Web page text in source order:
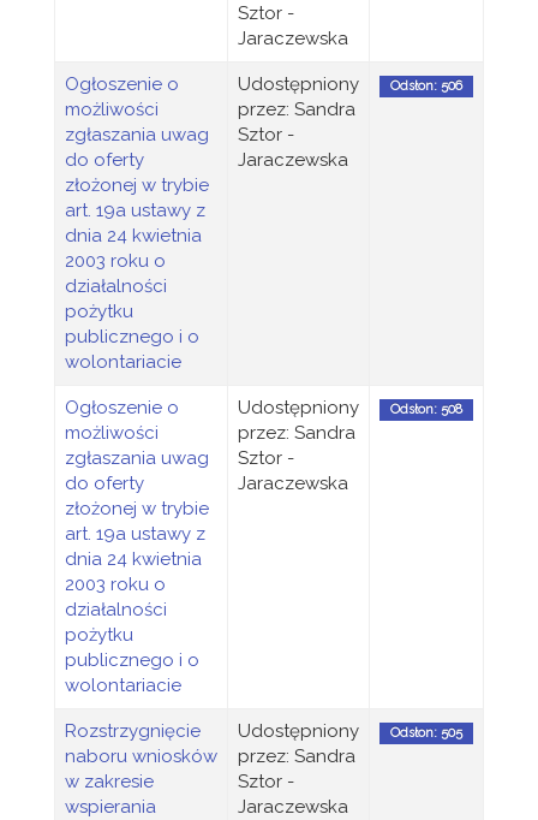
Sztor -
Jaraczewska
Ogłoszenie o
możliwości
zgłaszania uwag
do oferty
złożonej w trybie
art. 19a ustawy z
dnia 24 kwietnia
2003 roku o
działalności
pożytku
publicznego i o
wolontariacie
Udostępniony
przez: Sandra
Sztor -
Jaraczewska
Odsłon: 506
Ogłoszenie o
możliwości
zgłaszania uwag
do oferty
złożonej w trybie
art. 19a ustawy z
dnia 24 kwietnia
2003 roku o
działalności
pożytku
publicznego i o
wolontariacie
Udostępniony
przez: Sandra
Sztor -
Jaraczewska
Odsłon: 508
Rozstrzygnięcie
naboru wniosków
w zakresie
wspierania
Udostępniony
przez: Sandra
Sztor -
Jaraczewska
Odsłon: 505